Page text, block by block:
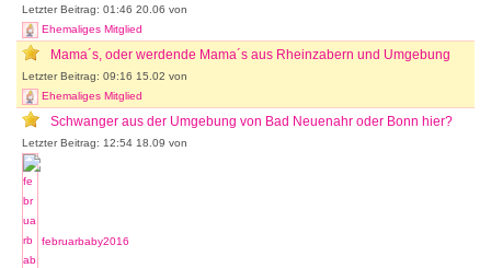
Letzter Beitrag: 01:46 20.06 von
Ehemaliges Mitglied
Mama´s, oder werdende Mama´s aus Rheinzabern und Umgebung
Letzter Beitrag: 09:16 15.02 von
Ehemaliges Mitglied
Schwanger aus der Umgebung von Bad Neuenahr oder Bonn hier?
Letzter Beitrag: 12:54 18.09 von
februarbaby2016